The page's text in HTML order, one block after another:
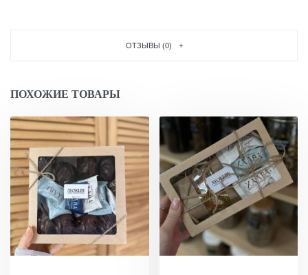
ОТЗЫВЫ (0)
ПОХОЖИЕ ТОВАРЫ